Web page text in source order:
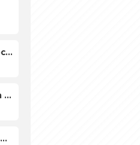
Муру мур мур двигаюсь на мурмулях
Там на небі високо за хмарами
Моя собачка одета дороже тебя